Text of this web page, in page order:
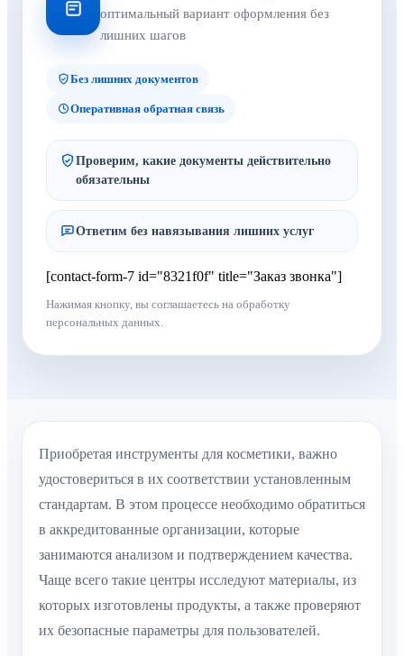
оптимальный вариант оформления без
лишних шагов
Без лишних документов
Оперативная обратная связь
Проверим, какие документы действительно
обязательны
Ответим без навязывания лишних услуг
[contact-form-7 id="8321f0f" title="Заказ звонка"]
Нажимая кнопку, вы соглашаетесь на обработку
персональных данных.
Приобретая инструменты для косметики, важно
удостовериться в их соответствии установленным
стандартам. В этом процессе необходимо обратиться
в аккредитованные организации, которые
занимаются анализом и подтверждением качества.
Чаще всего такие центры исследуют материалы, из
которых изготовлены продукты, а также проверяют
их безопасные параметры для пользователей.